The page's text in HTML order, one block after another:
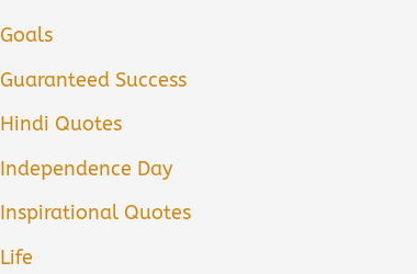
Goals
Guaranteed Success
Hindi Quotes
Independence Day
Inspirational Quotes
Life